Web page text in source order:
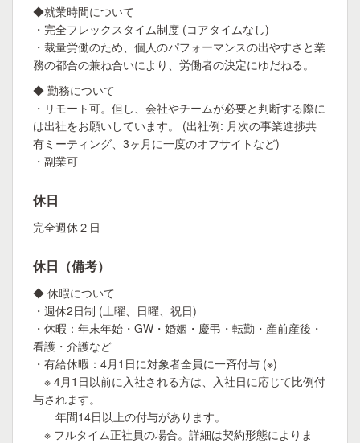
◆就業時間について
・完全フレックスタイム制度 (コアタイムなし)
・裁量労働のため、個人のパフォーマンスの出やすさと業
務の都合の兼ね合いにより、労働者の決定にゆだねる。
◆ 勤務について
・リモート可。但し、会社やチームが必要と判断する際に
は出社をお願いしています。 (出社例: 月次の事業進捗共
有ミーティング、3ヶ月に一度のオフサイトなど)
・副業可
休日
完全週休２日
休日（備考）
◆ 休暇について
・週休2日制 (土曜、日曜、祝日)
・休暇：年末年始・GW・婚姻・慶弔・転勤・産前産後・
看護・介護など
・有給休暇：4月1日に対象者全員に一斉付与 (※)
※ 4月1日以前に入社される方は、入社日に応じて比例付
与されます。
年間14日以上の付与があります。
※ フルタイム正社員の場合。詳細は契約形態によりま